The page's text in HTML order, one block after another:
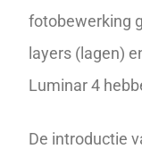
fotobewerking
layers (lagen)
Luminar 4
De introductie